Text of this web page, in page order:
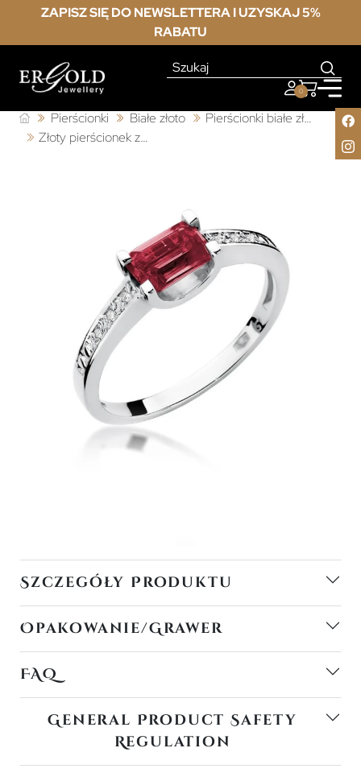
ZAPISZ SIĘ DO NEWSLETTERA I UZYSKAJ 5%
RABATU
0
Pierścionki Białe złoto
Pierścionki białe złoto z rubinem
Złoty pierścionek z rubinem białe złoto
Szczegóły Produktu
Opakowanie/Grawer
FAQ
General Product Safety
Regulation